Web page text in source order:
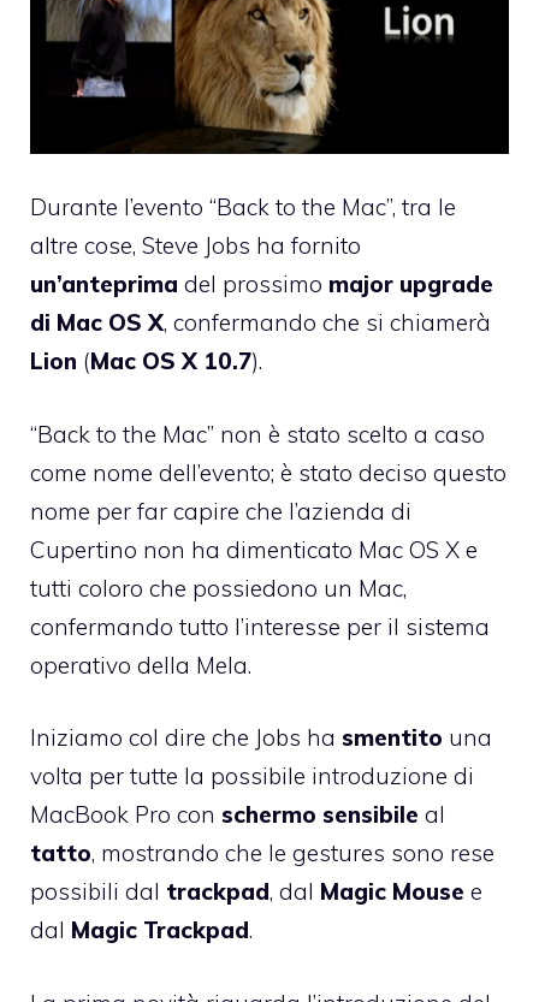
Durante l’evento “Back to the Mac”, tra le
altre cose, Steve Jobs ha fornito
un’anteprima del prossimo major upgrade
di Mac OS X, confermando che si chiamerà
Lion (Mac OS X 10.7).
“Back to the Mac” non è stato scelto a caso
come nome dell’evento; è stato deciso questo
nome per far capire che l’azienda di
Cupertino non ha dimenticato Mac OS X e
tutti coloro che possiedono un Mac,
confermando tutto l’interesse per il sistema
operativo della Mela.
Iniziamo col dire che Jobs ha smentito una
volta per tutte la possibile introduzione di
MacBook Pro con schermo sensibile al
tatto, mostrando che le gestures sono rese
possibili dal trackpad, dal Magic Mouse e
dal Magic Trackpad.